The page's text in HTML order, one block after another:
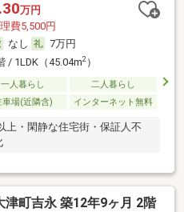
万円
費5,500円
なし
7万円
/ 1LDK（45.04m2）
一人暮らし
二人暮らし
車場(近隣含) インターネット無料
上・閑静な住宅街・保証人不
津町吉永 築12年9ヶ月 2階